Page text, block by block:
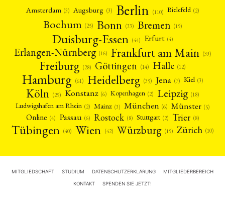
Amsterdam (3) Augsburg (3) Berlin (110) Bielefeld (2)
Bochum (25) Bonn (33) Bremen (19)
Duisburg-Essen (44) Erfurt (4)
Erlangen-Nürnberg (16) Frankfurt am Main (33)
Freiburg (28) Göttingen (14) Halle (12)
Hamburg (61) Heidelberg (35) Jena (7) Kiel (3)
Köln (29) Konstanz (6) Kopenhagen (2) Leipzig (18)
Ludwigshafen am Rhein (2) Mainz (3) München (6) Münster (5)
Online (4) Passau (6) Rostock (8) Stuttgart (2) Trier (8)
Tübingen (40) Wien (42) Würzburg (19) Zürich (10)
MITGLIEDSCHAFT STUDIUM DATENSCHUTZERKLÄRUNG MITGLIEDERBEREICH
KONTAKT SPENDEN SIE JETZT!